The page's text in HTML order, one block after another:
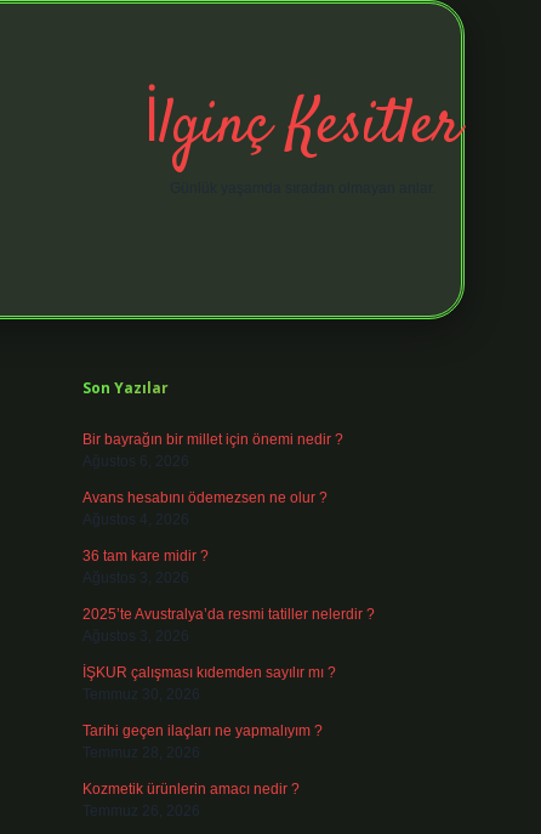
İlginç Kesitler
Son Yazılar
Bir bayrağın bir millet için önemi nedir ?
Ağustos 6, 2026
Avans hesabını ödemezsen ne olur ?
Ağustos 4, 2026
36 tam kare midir ?
Ağustos 3, 2026
2025’te Avustralya’da resmi tatiller nelerdir ?
Ağustos 3, 2026
İŞKUR çalışması kıdemden sayılır mı ?
Temmuz 30, 2026
Tarihi geçen ilaçları ne yapmalıyım ?
Temmuz 28, 2026
Kozmetik ürünlerin amacı nedir ?
Temmuz 26, 2026